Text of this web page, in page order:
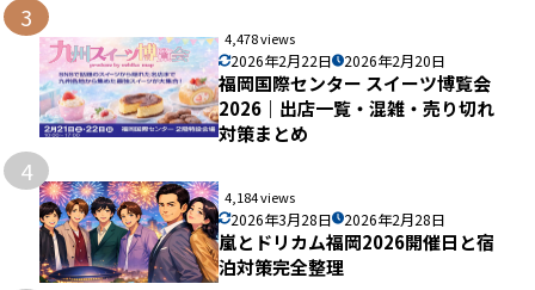
3
4,478 views
2026年2月22日 2026年2月20日
福岡国際センター スイーツ博覧会
2026｜出店一覧・混雑・売り切れ
対策まとめ
4
4,184 views
2026年3月28日 2026年2月28日
嵐とドリカム福岡2026開催日と宿
泊対策完全整理